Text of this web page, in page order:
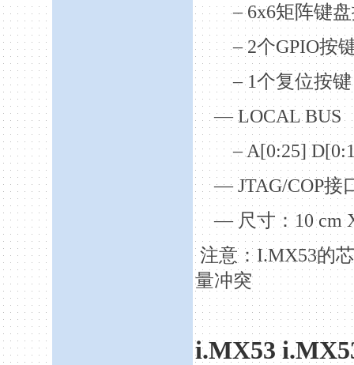
– 6x6矩阵键
– 2个GPIO按
– 1个复位按键
— LOCAL BUS
– A[0:25]
— JTAG/COP接
—尺寸： 10 cm
注意： I.MX53的
量冲突
i.MX53